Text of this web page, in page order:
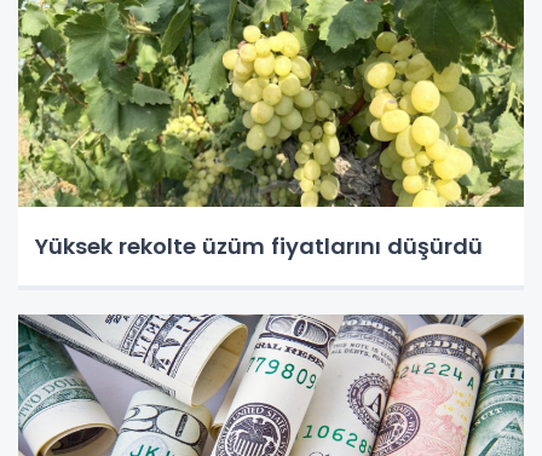
Yüksek rekolte üzüm fiyatlarını düşürdü